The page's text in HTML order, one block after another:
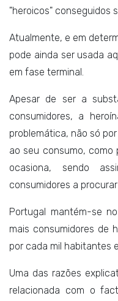
"heroicos" conseguidos
Atualmente, e em
pode ainda ser usada
em fase terminal.
Apesar de ser a
consumidores, a
problemática, não só
ao seu consumo, como
ocasiona, sendo
consumidores a
Portugal mantém-se
mais consumidores de
por cada mil habitantes
Uma das razões
relacionada com o